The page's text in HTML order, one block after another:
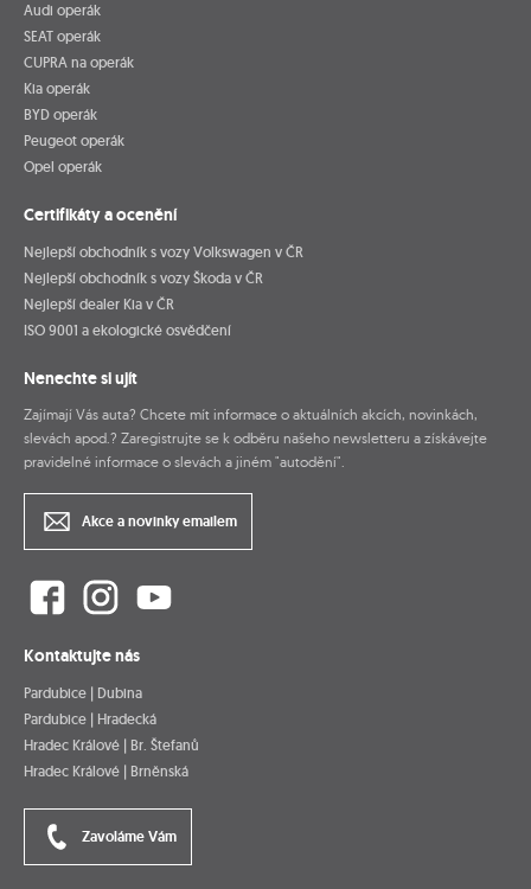
Audi operák
SEAT operák
CUPRA na operák
Kia operák
BYD operák
Peugeot operák
Opel operák
Certifikáty a ocenění
Nejlepší obchodník s vozy Volkswagen v ČR
Nejlepší obchodník s vozy Škoda v ČR
Nejlepší dealer Kia v ČR
ISO 9001 a ekologické osvědčení
Nenechte si ujít
Zajímají Vás auta? Chcete mít informace o aktuálních akcích, novinkách,
slevách apod.? Zaregistrujte se k odběru našeho newsletteru a získávejte
pravidelné informace o slevách a jiném "autodění".
Akce a novinky emailem
Kontaktujte nás
Pardubice | Dubina
Pardubice | Hradecká
Hradec Králové | Br. Štefanů
Hradec Králové | Brněnská
Zavoláme Vám